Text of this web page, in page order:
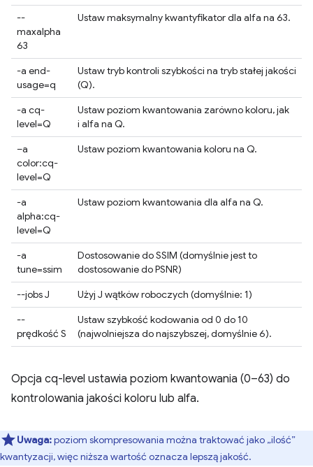
--
maxalpha
63
Ustaw maksymalny kwantyfikator dla alfa na 63.
-a end-
usage=q
Ustaw tryb kontroli szybkości na tryb stałej jakości
(Q).
-a cq-
level=Q
Ustaw poziom kwantowania zarówno koloru, jak
i alfa na Q.
–a
color:cq-
level=Q
Ustaw poziom kwantowania koloru na Q.
-a
alpha:cq-
level=Q
Ustaw poziom kwantowania dla alfa na Q.
-a
tune=ssim
Dostosowanie do SSIM (domyślnie jest to
dostosowanie do PSNR)
--jobs J
Użyj J wątków roboczych (domyślnie: 1)
--
prędkość S
Ustaw szybkość kodowania od 0 do 10
(najwolniejsza do najszybszej, domyślnie 6).
Opcja cq-level ustawia poziom kwantowania (0–63) do
kontrolowania jakości koloru lub alfa.
Uwaga:poziom skompresowania można traktować jako „ilość”
kwantyzacji, więc niższa wartość oznacza lepszą jakość.